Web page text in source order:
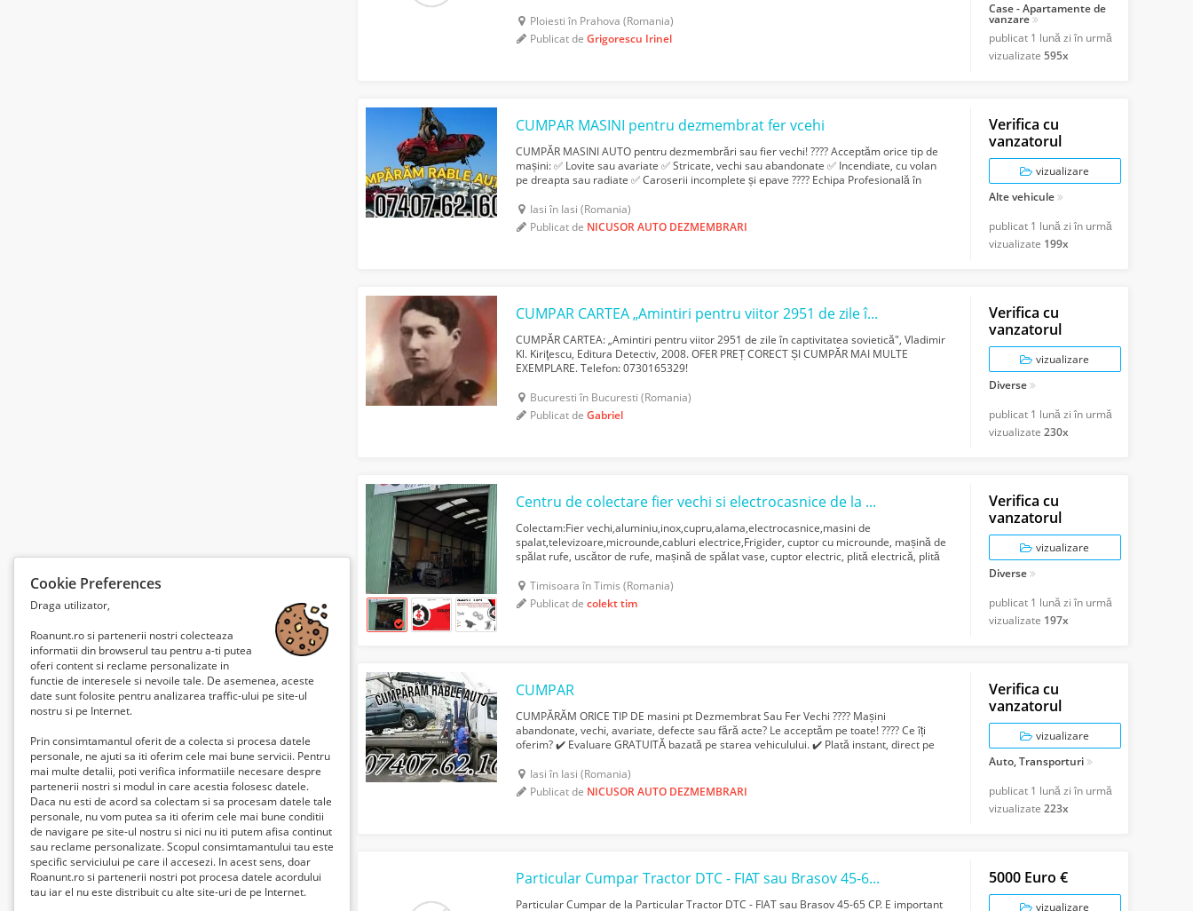
Ploiesti în Prahova (Romania)
Publicat deGrigorescu Irinel
Case - Apartamente de
vanzare
publicat 1 lună zi în urmă
vizualizate 595x
CUMPAR MASINI pentru dezmembrat fer vcehi
CUMPĂR MASINI AUTO pentru dezmembrări sau fier vechi! ???? Acceptăm orice tip de
mașini: ✅ Lovite sau avariate ✅ Stricate, vechi sau abandonate ✅ Incendiate, cu volan
pe dreapta sau radiate ✅ Caroserii incomplete și epave ???? Echipa Profesională în
Iasi în Iasi (Romania)
Publicat de NICUSOR AUTO DEZMEMBRARI
Verifica cu
vanzatorul
vizualizare
Alte vehicule
publicat 1 lună zi în urmă
vizualizate 199x
CUMPAR CARTEA „Amintiri pentru viitor 2951 de zile în captivitatea sovietică
CUMPĂR CARTEA: „Amintiri pentru viitor 2951 de zile în captivitatea sovietică", Vladimir
Kl. Kiriţescu, Editura Detectiv, 2008. OFER PREȚ CORECT ȘI CUMPĂR MAI MULTE
EXEMPLARE. Telefon: 0730165329!
Bucuresti în Bucuresti (Romania)
Publicat deGabriel
Verifica cu
vanzatorul
vizualizare
Diverse
publicat 1 lună zi în urmă
vizualizate 230x
Centru de colectare fier vechi si electrocasnice de la domiciliu si la locatie.
Colectam:Fier vechi,aluminiu,inox,cupru,alama,electrocasnice,masini de
spalat,televizoare,microunde,cabluri electrice,Frigider, cuptor cu microunde, mașină de
spălat rufe, uscător de rufe, mașină de spălat vase, cuptor electric, plită electrică, plită
Timisoara în Timis (Romania)
Publicat decolekt tim
Verifica cu
vanzatorul
vizualizare
Diverse
publicat 1 lună zi în urmă
vizualizate 197x
CUMPAR
CUMPĂRĂM ORICE TIP DE masini pt Dezmembrat Sau Fer Vechi ???? Mașini
abandonate, vechi, avariate, defecte sau fără acte? Le acceptăm pe toate! ???? Ce îți
oferim? ✔️ Evaluare GRATUITĂ bazată pe starea vehiculului. ✔️ Plată instant, direct pe
Iasi în Iasi (Romania)
Publicat de NICUSOR AUTO DEZMEMBRARI
Verifica cu
vanzatorul
vizualizare
Auto, Transporturi
publicat 1 lună zi în urmă
vizualizate 223x
Particular Cumpar Tractor DTC - FIAT sau Brasov 45-65 CP.
Particular Cumpar de la Particular Tractor DTC - FIAT sau Brasov 45-65 CP. E important
5000 Euro €
vizualizare
Cookie Preferences
Draga utilizator,
Roanunt.ro si partenerii nostri colecteaza
informatii din browserul tau pentru a-ti putea
oferi content si reclame personalizate in
functie de interesele si nevoile tale. De asemenea, aceste
date sunt folosite pentru analizarea traffic-ului pe site-ul
nostru si pe Internet.
Prin consimtamantul oferit de a colecta si procesa datele
personale, ne ajuti sa iti oferim cele mai bune servicii. Pentru
mai multe detalii, poti verifica informatiile necesare despre
partenerii nostri si modul in care acestia folosesc datele.
Daca nu esti de acord sa colectam si sa procesam datele tale
personale, nu vom putea sa iti oferim cele mai bune conditii
de navigare pe site-ul nostru si nici nu iti putem afisa continut
sau reclame personalizate. Scopul consimtamantului tau este
specific serviciului pe care il accesezi. In acest sens, doar
Roanunt.ro si partenerii nostri pot procesa datele acordului
tau iar el nu este distribuit cu alte site-uri de pe Internet.